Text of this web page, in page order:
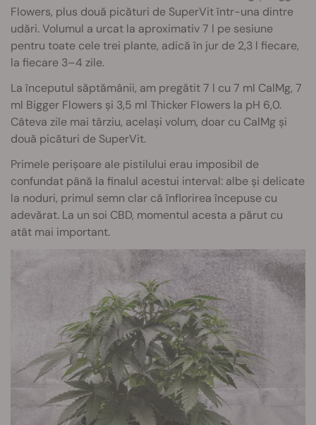
Flowers, plus două picături de SuperVit într-una dintre
udări. Volumul a urcat la aproximativ 7 l pe sesiune
pentru toate cele trei plante, adică în jur de 2,3 l fiecare,
la fiecare 3–4 zile.
La începutul săptămânii, am pregătit 7 l cu 7 ml CalMg, 7
ml Bigger Flowers și 3,5 ml Thicker Flowers la pH 6,0.
Câteva zile mai târziu, același volum, doar cu CalMg și
două picături de SuperVit.
Primele perișoare ale pistilului erau imposibil de
confundat până la finalul acestui interval: albe și delicate
la noduri, primul semn clar că înflorirea începuse cu
adevărat. La un soi CBD, momentul acesta a părut cu
atât mai important.